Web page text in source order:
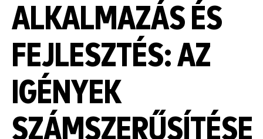
ALKALMAZÁS ÉS
FEJLESZTÉS: AZ
IGÉNYEK
SZÁMSZERŰSÍTÉSE